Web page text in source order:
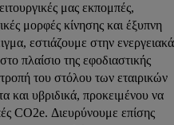
μας εκπομπές,
μορφές κίνησης και έξυπνη
εστιάζουμε στην ενεργειακά
πλαίσιο της εφοδιαστικής
του στόλου των εταιρικών
και υβριδικά, προκειμένου να
CO2e. Διευρύνουμε επίσης